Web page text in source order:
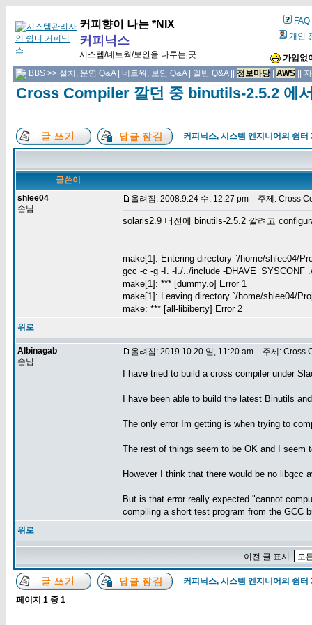
커피향이 나는 *NIX
커피닉스
시스템/네트웍/보안을 다루는 곳
FAQ
개인
가입없
BBS >> 설치, 운영 Q&A| 네트웍, 보안 Q&A| 일반 Q&A|| 정보마당| AWS
Cross Compiler 깔던 중 binutils-2.5.2 에
커피닉스, 시스템 엔지니어의 쉼터
글쓴이
shlee04
손님
올려짐: 2008.9.24 수, 12:27 pm 주제: Cross
solaris2.9 버전에 binutils-2.5.2 깔려고
make[1]: Entering directory `/home/shlee04/
gcc -c -g -I. -I./../include -DHAVE_SYSCONF
make[1]: *** [dummy.o] Error 1
make[1]: Leaving directory `/home/shlee04/
make: *** [all-libiberty] Error 2
위로
Albinagab
손님
올려짐: 2019.10.20 일, 11:20 am 주제: Cross
I have tried to build a cross compiler under
I have been able to build the latest Binutils
The only error Im getting is when trying to
The rest of things seem to be OK and I seem
However I think that there would be no libgcc
But is that error really expected "cannot
compiling a short test program from the GCC
위로
이전 글 표시:
커피닉스, 시스템 엔지니어의 쉼터
페이지 1 중 1